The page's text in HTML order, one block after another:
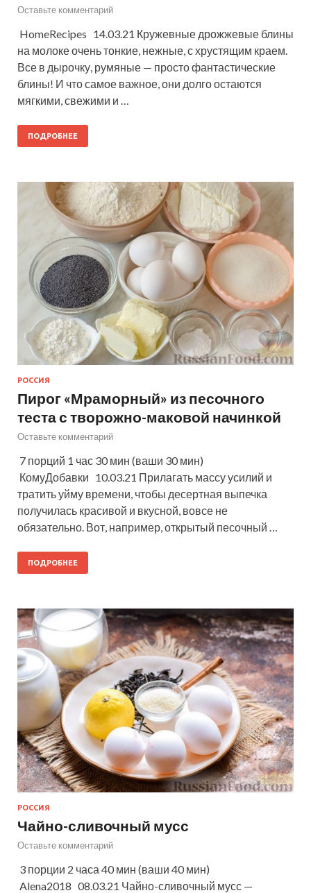
Оставьте комментарий
HomeRecipes 14.03.21 Кружевные дрожжевые блины
на молоке очень тонкие, нежные, с хрустящим краем.
Все в дырочку, румяные — просто фантастические
блины! И что самое важное, они долго остаются
мягкими, свежими и …
ПОДРОБНЕЕ
РОССИЯ
Пирог «Мраморный» из песочного
теста с творожно-маковой начинкой
Оставьте комментарий
7 порций 1 час 30 мин (ваши 30 мин)
КомуДобавки 10.03.21 Прилагать массу усилий и
тратить уйму времени, чтобы десертная выпечка
получилась красивой и вкусной, вовсе не
обязательно. Вот, например, открытый песочный …
ПОДРОБНЕЕ
РОССИЯ
Чайно-сливочный мусс
Оставьте комментарий
3 порции 2 часа 40 мин (ваши 40 мин)
Alena2018 08.03.21 Чайно-сливочный мусс —